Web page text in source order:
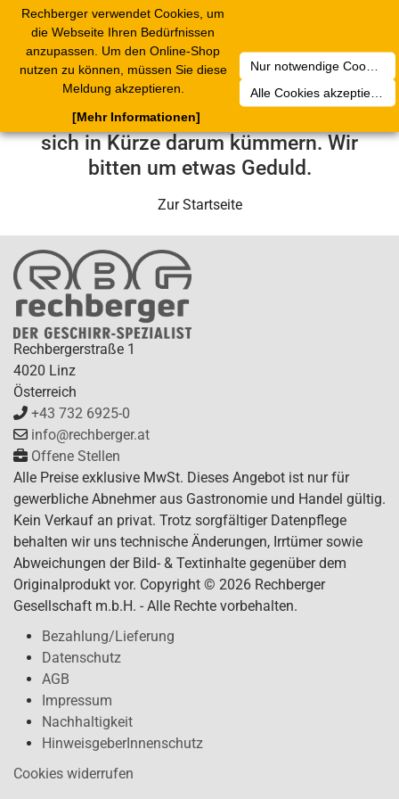
Rechberger verwendet Cookies, um
die Webseite Ihren Bedürfnissen
anzupassen. Um den Online-Shop
nutzen zu können, müssen Sie diese
Meldung akzeptieren.
Nur notwendige Cookies akzeptieren
Alle Cookies akzeptieren
[Mehr Informationen]
Leider ist ein technischer Fehler
aufgetreten. Unser Service-Team wird
sich in Kürze darum kümmern. Wir
bitten um etwas Geduld.
Zur Startseite
Rechbergerstraße 1
4020 Linz
Österreich
+43 732 6925-0
info@rechberger.at
Offene Stellen
Alle Preise exklusive MwSt. Dieses Angebot ist nur für
gewerbliche Abnehmer aus Gastronomie und Handel gültig.
Kein Verkauf an privat. Trotz sorgfältiger Datenpflege
behalten wir uns technische Änderungen, Irrtümer sowie
Abweichungen der Bild- & Textinhalte gegenüber dem
Originalprodukt vor. Copyright © 2026 Rechberger
Gesellschaft m.b.H. - Alle Rechte vorbehalten.
Bezahlung/Lieferung
Datenschutz
AGB
Impressum
Nachhaltigkeit
HinweisgeberInnenschutz
Cookies widerrufen